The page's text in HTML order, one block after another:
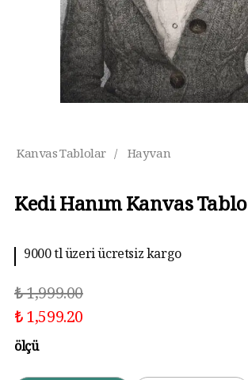
Kanvas Tablolar / Hayvan
Kedi Hanım Kanvas Tablo
9000 tl üzeri ücretsiz kargo
₺ 1,999.00
₺ 1,599.20
ölçü